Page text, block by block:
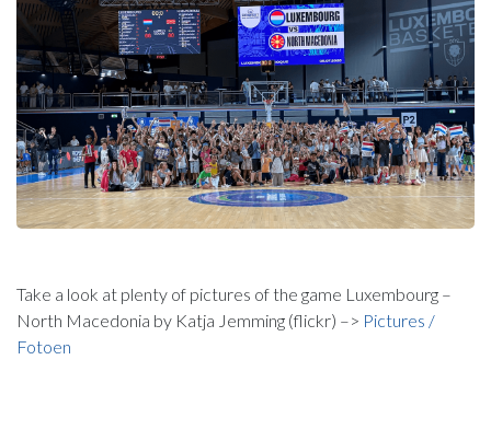
Take a look at plenty of pictures of the game Luxembourg –
North Macedonia by Katja Jemming (flickr) –> Pictures /
Fotoen